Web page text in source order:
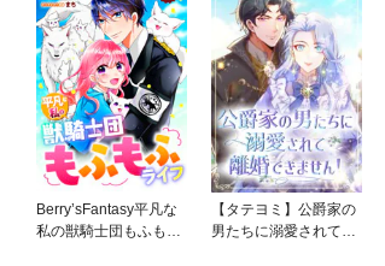
Berry’sFantasy平凡な
私の獣騎士団もふもふ
【タテヨミ】公爵家の
男たちに溺愛されて離